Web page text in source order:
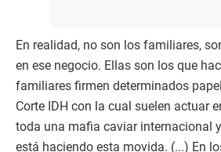
En realidad, no son los familiares,
en ese negocio. Ellas son los que
familiares firmen determinados
Corte IDH con la cual suelen actuar
toda una mafia caviar internacional
está haciendo esta movida. (...) En